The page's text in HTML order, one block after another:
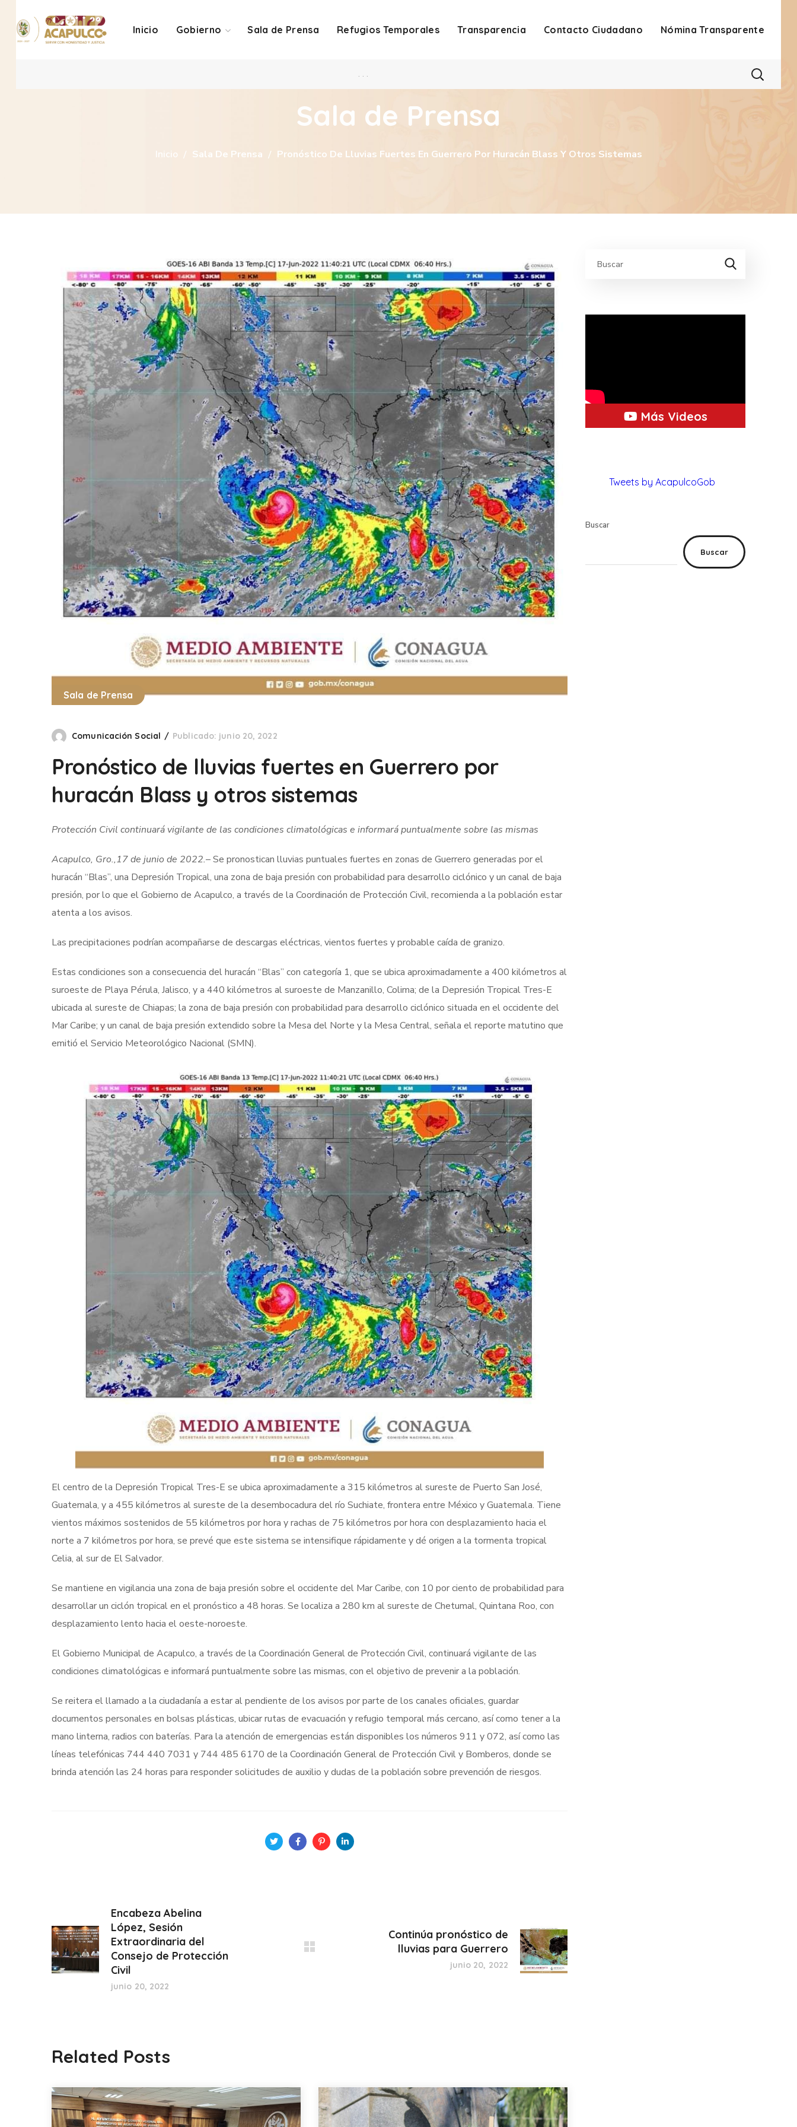
Inicio Gobierno Sala de Prensa Refugios Temporales Transparencia Contacto Ciudadano Nómina Transparente
. . .
Sala de Prensa
Inicio Sala De Prensa Pronóstico De Lluvias Fuertes En Guerrero Por Huracán Blass Y Otros Sistemas
Sala de Prensa
Comunicación Social Publicado: junio 20, 2022
Pronóstico de lluvias fuertes en Guerrero por
huracán Blass y otros sistemas
Protección Civil continuará vigilante de las condiciones climatológicas e informará puntualmente sobre las mismas
Acapulco, Gro.,17 de junio de 2022.– Se pronostican lluvias puntuales fuertes en zonas de Guerrero generadas por el
huracán “Blas”, una Depresión Tropical, una zona de baja presión con probabilidad para desarrollo ciclónico y un canal de baja
presión, por lo que el Gobierno de Acapulco, a través de la Coordinación de Protección Civil, recomienda a la población estar
atenta a los avisos.
Las precipitaciones podrían acompañarse de descargas eléctricas, vientos fuertes y probable caída de granizo.
Estas condiciones son a consecuencia del huracán “Blas” con categoría 1, que se ubica aproximadamente a 400 kilómetros al
suroeste de Playa Pérula, Jalisco, y a 440 kilómetros al suroeste de Manzanillo, Colima; de la Depresión Tropical Tres-E
ubicada al sureste de Chiapas; la zona de baja presión con probabilidad para desarrollo ciclónico situada en el occidente del
Mar Caribe; y un canal de baja presión extendido sobre la Mesa del Norte y la Mesa Central, señala el reporte matutino que
emitió el Servicio Meteorológico Nacional (SMN).
El centro de la Depresión Tropical Tres-E se ubica aproximadamente a 315 kilómetros al sureste de Puerto San José,
Guatemala, y a 455 kilómetros al sureste de la desembocadura del río Suchiate, frontera entre México y Guatemala. Tiene
vientos máximos sostenidos de 55 kilómetros por hora y rachas de 75 kilómetros por hora con desplazamiento hacia el
norte a 7 kilómetros por hora, se prevé que este sistema se intensifique rápidamente y dé origen a la tormenta tropical
Celia, al sur de El Salvador.
Se mantiene en vigilancia una zona de baja presión sobre el occidente del Mar Caribe, con 10 por ciento de probabilidad para
desarrollar un ciclón tropical en el pronóstico a 48 horas. Se localiza a 280 km al sureste de Chetumal, Quintana Roo, con
desplazamiento lento hacia el oeste-noroeste.
El Gobierno Municipal de Acapulco, a través de la Coordinación General de Protección Civil, continuará vigilante de las
condiciones climatológicas e informará puntualmente sobre las mismas, con el objetivo de prevenir a la población.
Se reitera el llamado a la ciudadanía a estar al pendiente de los avisos por parte de los canales oficiales, guardar
documentos personales en bolsas plásticas, ubicar rutas de evacuación y refugio temporal más cercano, así como tener a la
mano linterna, radios con baterías. Para la atención de emergencias están disponibles los números 911 y 072, así como las
líneas telefónicas 744 440 7031 y 744 485 6170 de la Coordinación General de Protección Civil y Bomberos, donde se
brinda atención las 24 horas para responder solicitudes de auxilio y dudas de la población sobre prevención de riesgos.
Encabeza Abelina
López, Sesión
Extraordinaria del
Consejo de Protección
Civil
junio 20, 2022
Continúa pronóstico de
lluvias para Guerrero
junio 20, 2022
Related Posts
Más Videos
Tweets by AcapulcoGob
Buscar
Buscar